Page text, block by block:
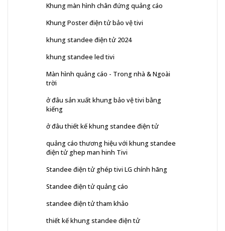
Khung màn hình chân đứng quảng cáo
Khung Poster điện tử bảo vệ tivi
khung standee điện tử 2024
khung standee led tivi
Màn hình quảng cáo - Trong nhà & Ngoài
trời
ở đâu sản xuất khung bảo vệ tivi bằng
kiếng
ở đâu thiết kế khung standee điện tử
quảng cáo thương hiệu với khung standee
điện tử ghep man hinh Tivi
Standee điện tử ghép tivi LG chính hãng
Standee điện tử quảng cáo
standee điện tử tham khảo
thiết kế khung standee điện tử